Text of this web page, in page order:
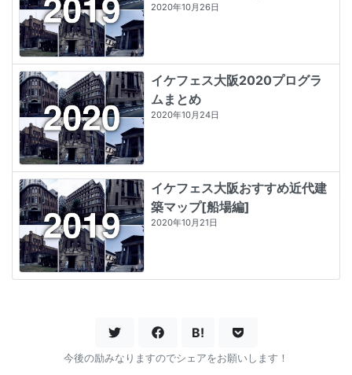
2020年10月26日
イケフェス大阪2020プログラ
ムまとめ
2020年10月24日
イケフェス大阪おすすめ近代建
築マップ[船場編]
2020年10月21日
B!
今後の励みなりますのでシェアをお願いします！